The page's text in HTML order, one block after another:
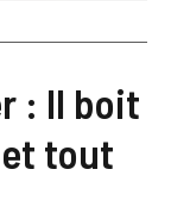
: Il boit
et tout